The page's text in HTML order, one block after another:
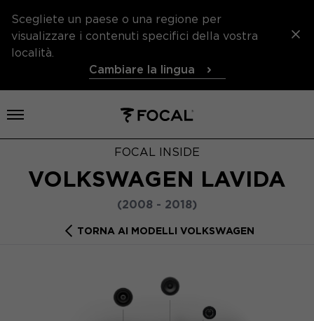
Scegliete un paese o una regione per
visualizzare i contenuti specifici della vostra
località.
Cambiare la lingua
Aprire il menu
FOCAL INSIDE
VOLKSWAGEN LAVIDA
(2008 - 2018)
TORNA AI MODELLI VOLKSWAGEN